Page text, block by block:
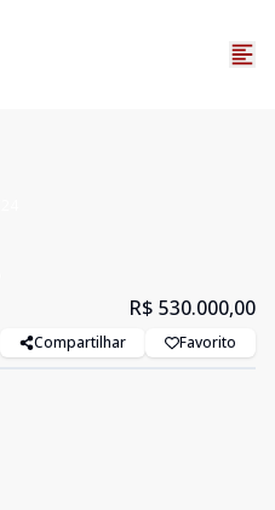
R$ 530.000,00
Compartilhar Favorito